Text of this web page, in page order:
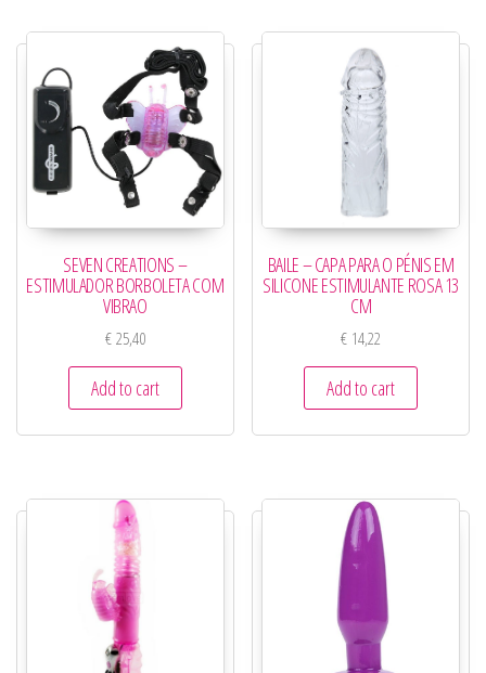
SEVEN CREATIONS –
ESTIMULADOR BORBOLETA COM
VIBRAO
€25,40
Add to cart
BAILE – CAPA PARA O PÉNIS EM
SILICONE ESTIMULANTE ROSA 13
CM
€ 14,22
Add to cart